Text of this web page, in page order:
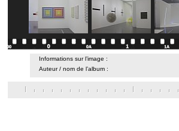
Informations sur l’image :
Auteur / nom de l’album :